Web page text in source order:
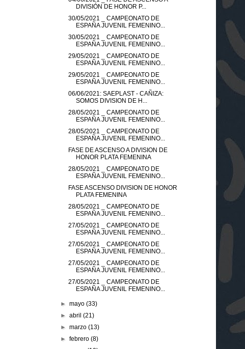
DIVISIÓN DE HONOR P...
30/05/2021 _ CAMPEONATO DE
ESPAÑA JUVENIL FEMENINO...
30/05/2021 _ CAMPEONATO DE
ESPAÑA JUVENIL FEMENINO...
29/05/2021 _ CAMPEONATO DE
ESPAÑA JUVENIL FEMENINO...
29/05/2021 _ CAMPEONATO DE
ESPAÑA JUVENIL FEMENINO...
06/06/2021: SAEPLAST - CAÑIZA:
SOMOS DIVISION DE H...
28/05/2021 _ CAMPEONATO DE
ESPAÑA JUVENIL FEMENINO...
28/05/2021 _ CAMPEONATO DE
ESPAÑA JUVENIL FEMENINO...
FASE DE ASCENSO A DIVISION DE
HONOR PLATA FEMENINA
28/05/2021 _ CAMPEONATO DE
ESPAÑA JUVENIL FEMENINO...
FASE ASCENSO DIVISION DE HONOR
PLATA FEMENINA
28/05/2021 _ CAMPEONATO DE
ESPAÑA JUVENIL FEMENINO...
27/05/2021 _ CAMPEONATO DE
ESPAÑA JUVENIL FEMENINO...
27/05/2021 _ CAMPEONATO DE
ESPAÑA JUVENIL FEMENINO...
27/05/2021 _ CAMPEONATO DE
ESPAÑA JUVENIL FEMENINO...
27/05/2021 _ CAMPEONATO DE
ESPAÑA JUVENIL FEMENINO...
►mayo(33)
►abril(21)
►marzo(13)
►febrero(8)